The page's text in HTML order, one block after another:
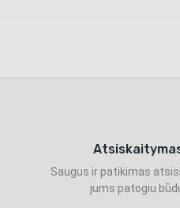
Saugus ir patikimas
jums patogiu